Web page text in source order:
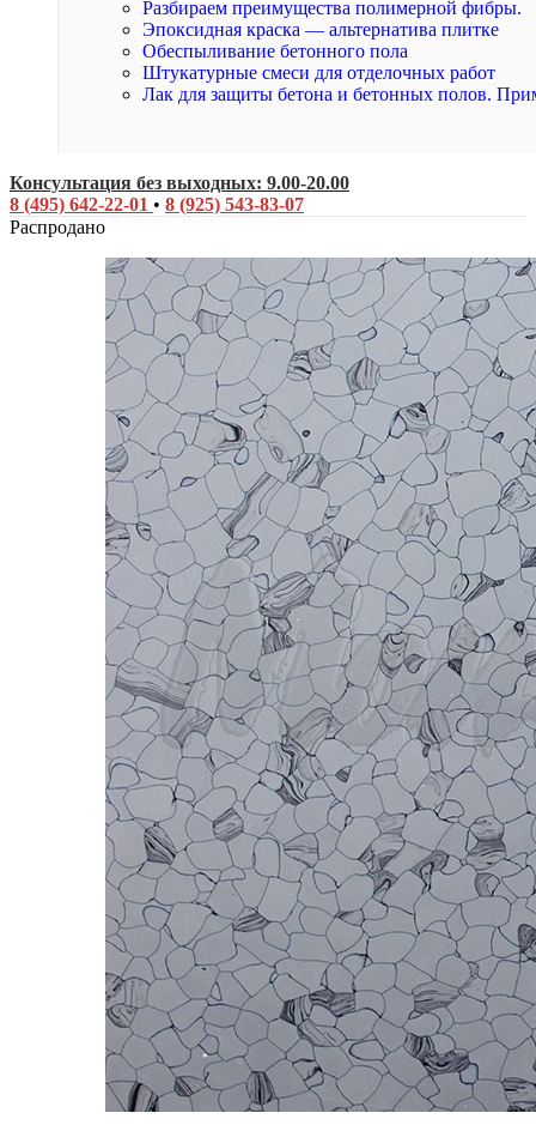
Разбираем преимущества полимерной фибры.
Эпоксидная краска — альтернатива плитке
Обеспыливание бетонного пола
Штукатурные смеси для отделочных работ
Лак для защиты бетона и бетонных полов.
Консультация без выходных: 9.00-20.00
8 (495) 642-22-01 • 8 (925) 543-83-07
Распродано